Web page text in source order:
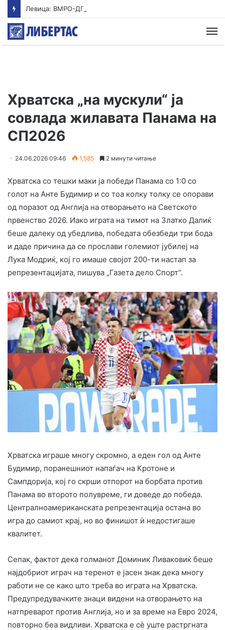
Хрватска „на мускули“ ја
совлада жилавата Панама на
СП2026
24.06.2026 09:46 1,585 2 минути читање
Хрватска со тешки маки ја победи Панама со 1:0 со
голот на Анте Будимир и со тоа колку толку се опорави
од поразот од Англија на отворањето на Светското
првенство 2026. Иако играта на тимот на Златко Далиќ
беше далеку од убедлива, победата обезбеди три бода
и даде причина да се прослави големиот јубилеј на
Лука Модриќ, кој го имаше својот 200-ти настап за
репрезентацијата, пишува „Газета дело Спорт“.
Хрватска играше многу скромно, а еден гол од Анте
Будимир, поранешниот напаѓач на Кротоне и
Сампдорија, кој го скрши отпорот на борбата против
Панама во второто полувреме, ги доведе до победа.
Централноамериканската репрезентација остана во
игра до самиот крај, но во финишот ѝ недостигаше
квалитет.
Сепак, фактот дека голманот Доминик Ливаковиќ беше
најдобриот играч на теренот е јасен знак дека многу
работи не се како што треба во играта на Хрватска.
Предупредувачките знаци видени на отворањето на
натпреварот против Англија, но и за време на Евро 2024,
повторно беа видливи. Хрватска е сè уште растргната